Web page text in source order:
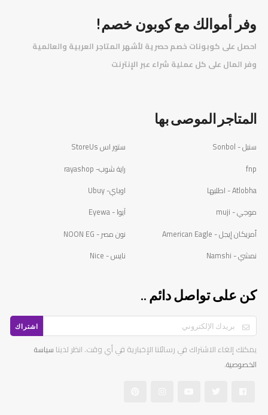
وفر أموالك مع كوبون خصم!
احصل على كوبونات خصم حصرية لأشهر المتاجر العربية والعالمية
وفر المال على كل عملية شراء عبر الإنترنت
المتاجر الموصى بها
سنبل - Sonbol
ستور اس StoreUs
fnp
راية شوب- rayashop
Atlobha - اطلبها
اوباي- Ubuy
موجي - muji
آيوا - Eyewa
أمريكان إيجل - American Eagle
نون مصر - NOON EG
نمشي - Namshi
نايس - Nice
كن على تواصل دائم ..
اشتراك
يمكنك إلغاء الاشتراك في رسائلنا الإخبارية في أي وقت. انظر لدينا سياسة
الخصوصية.